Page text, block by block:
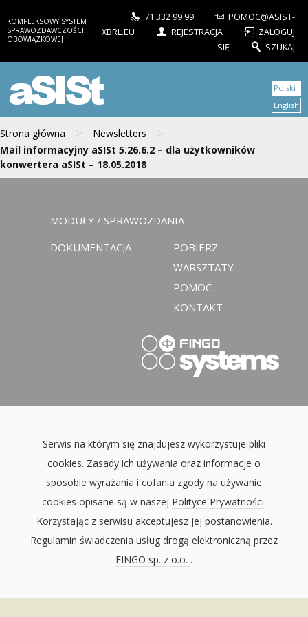
KOMPLEKSOWY SYSTEM
SPRAWOZDAWCZOŚCI
OBOWIĄZKOWEJ
71 332 99 99
POMOC@ASIST-
XBRL.EU
REJESTRACJA
ZALOGUJ
SIĘ
SZUKAJ
aSISt
Strona główna > Newsletters >
Mail informacyjny aSISt 5.26.6.2 – dla użytkowników
konwertera aSISt – 18.05.2018
Polski
English
MODUŁY / SPRAWOZDANIA
DOKUMENTACJA
POBIERZ
WARSZTATY
POMOC
KONTAKT
Serwis na którym się znajdujesz wykorzystuje pliki
cookies. Zasady ich używania oraz informacje o
sposobie wyrażania i cofania zgody na używanie
cookies opisane są w naszej Polityce Prywatności.
Korzystając z serwisu akceptujesz jej postanowienia.
Regulamin świadczenia usług drogą elektroniczną przez
FINGO sp. z o.o. .